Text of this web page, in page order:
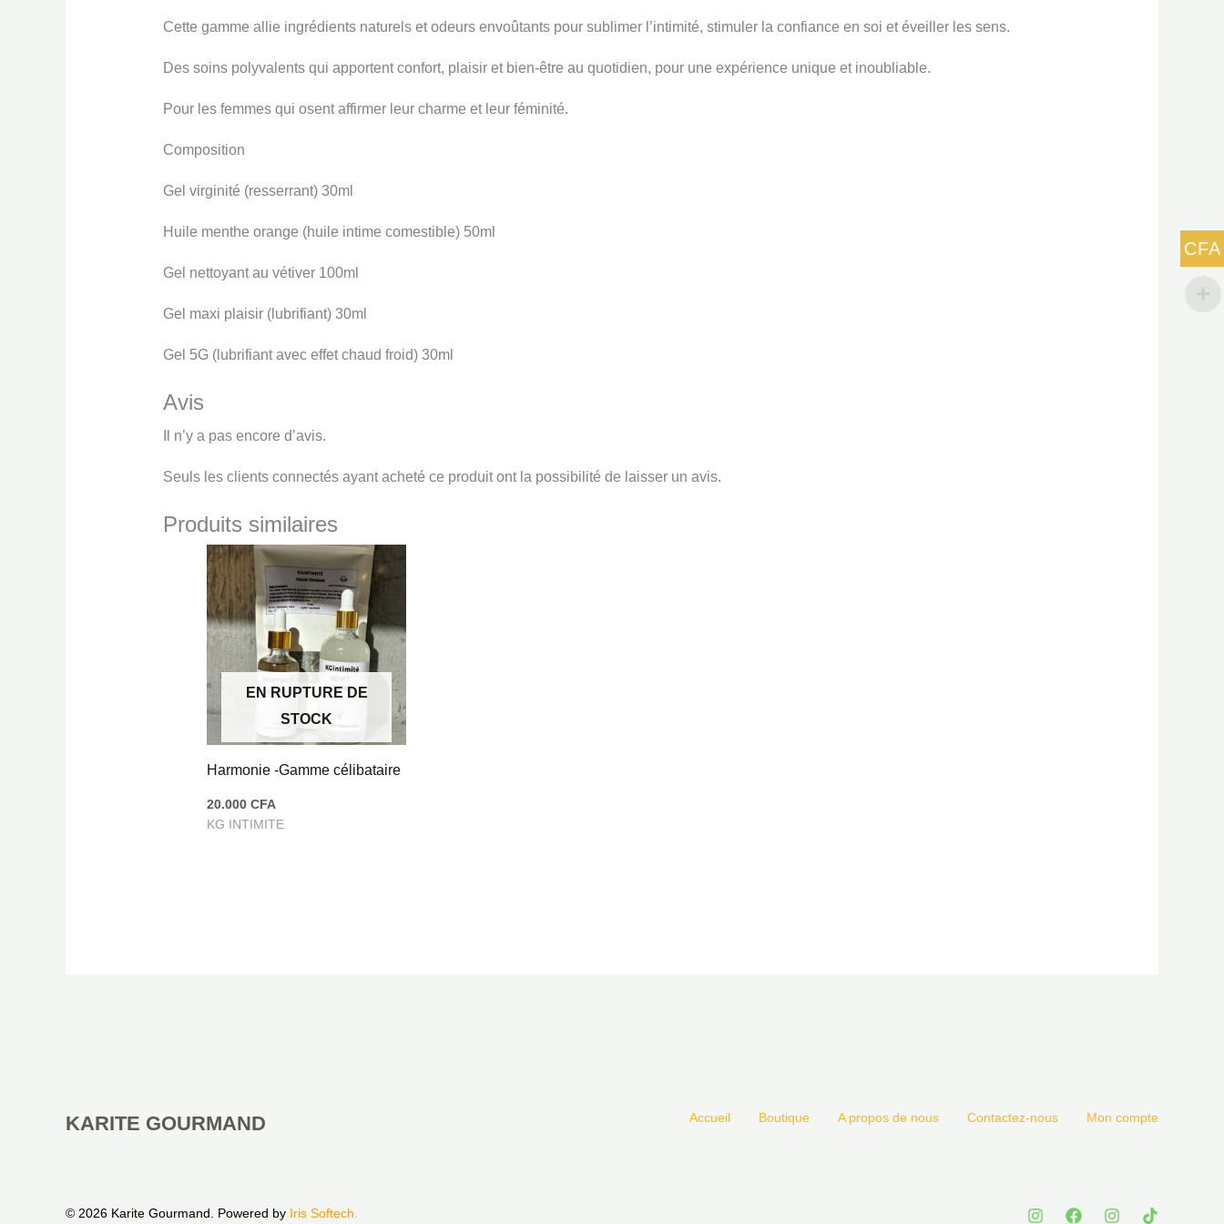
Cette gamme allie ingrédients naturels et odeurs envoûtants pour sublimer l’intimité, stimuler la confiance en soi et éveiller les sens.
Des soins polyvalents qui apportent confort, plaisir et bien-être au quotidien, pour une expérience unique et inoubliable.
Pour les femmes qui osent affirmer leur charme et leur féminité.
Composition
Gel virginité (resserrant) 30ml
Huile menthe orange (huile intime comestible) 50ml
Gel nettoyant au vétiver 100ml
Gel maxi plaisir (lubrifiant) 30ml
Gel 5G (lubrifiant avec effet chaud froid) 30ml
Avis
Il n’y a pas encore d’avis.
Seuls les clients connectés ayant acheté ce produit ont la possibilité de laisser un avis.
Produits similaires
EN RUPTURE DE
STOCK
Harmonie -Gamme célibataire
20.000 CFA
KG INTIMITE
KARITE GOURMAND Accueil Boutique A propos de nous Contactez-nous Mon compte
© 2026 Karite Gourmand. Powered by Iris Softech.
CFA